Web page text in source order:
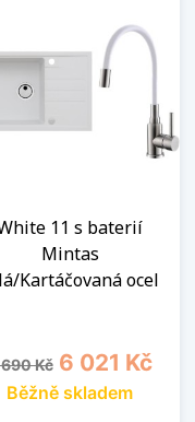
11 s baterií
Mintas
Kartáčovaná ocel
cena
Kč Cena
6 021 Kč
Běžně skladem